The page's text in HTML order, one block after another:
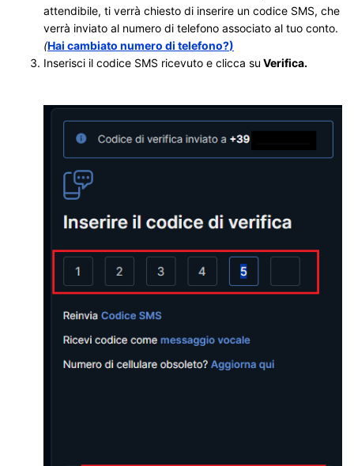
attendibile, ti verrà chiesto di inserire un codice SMS, che
verrà inviato al numero di telefono associato al tuo conto.
(Hai cambiato numero di telefono?)
Inserisci il codice SMS ricevuto e clicca su Verifica.